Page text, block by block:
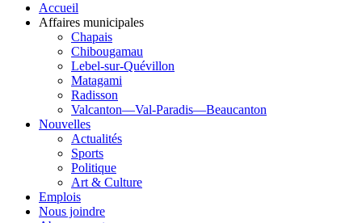
Accueil
Affaires municipales
Chapais
Chibougamau
Lebel-sur-Quévillon
Matagami
Radisson
Valcanton—Val-Paradis—Beaucanton
Nouvelles
Actualités
Sports
Politique
Art & Culture
Emplois
Nous joindre